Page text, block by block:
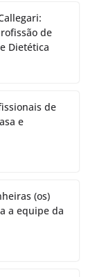
de
Dietética
de
e
(os)
a equipe da